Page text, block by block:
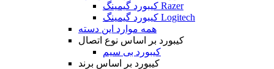
کیبورد گیمینگ Razer
کیبورد گیمینگ Logitech
همه موارد این دسته
کیبورد بر اساس نوع اتصال
کیبورد بی سیم
کیبورد بر اساس برند